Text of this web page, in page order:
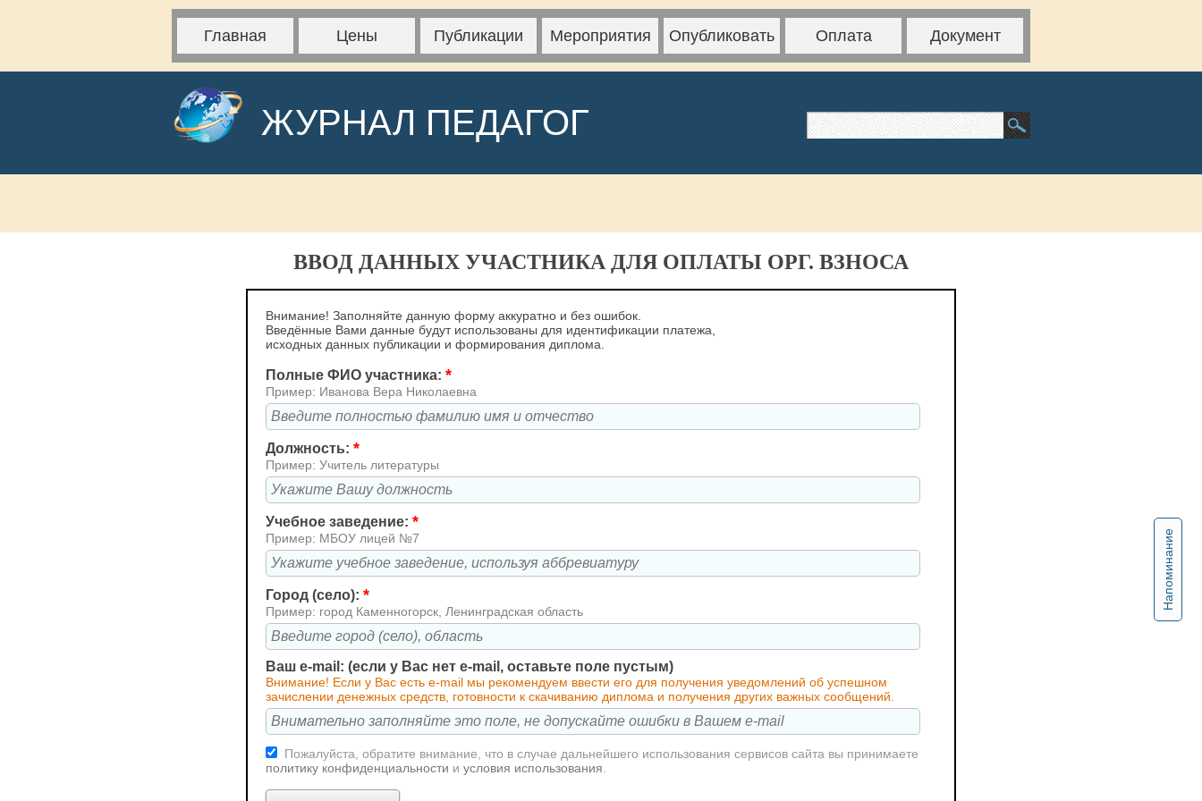
Главная Цены Публикации Мероприятия Опубликовать Оплата Документ
ЖУРНАЛ ПЕДАГОГ
Напоминание
ВВОД ДАННЫХ УЧАСТНИКА ДЛЯ ОПЛАТЫ ОРГ. ВЗНОСА
Внимание! Заполняйте данную форму аккуратно и без ошибок.
Введённые Вами данные будут использованы для идентификации платежа,
исходных данных публикации и формирования диплома.
Полные ФИО участника: *
Пример: Иванова Вера Николаевна
Должность: *
Пример: Учитель литературы
Учебное заведение: *
Пример: МБОУ лицей №7
Город (село): *
Пример: город Каменногорск, Ленинградская область
Ваш e-mail: (если у Вас нет e-mail, оставьте поле пустым)
Внимание! Если у Вас есть e-mail мы рекомендуем ввести его для получения уведомлений об успешном
зачислении денежных средств, готовности к скачиванию диплома и получения других важных сообщений.
Пожалуйста, обратите внимание, что в случае дальнейшего использования сервисов сайта вы принимаете
политику конфиденциальности и условия использования